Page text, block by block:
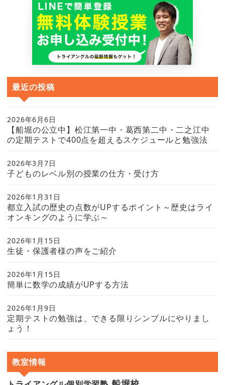
最近の投稿
【船堀の公立中】松江第一中・葛西第二中・二之江中
の定期テストで400点を超えるスケジュールと勉強法
2026年6月6日
子どものレベル別の授業の仕方・受け方
2026年3月7日
都立入試の歴史の点数がUPするポイント～歴史はライ
オンキングのように学ぶ～
2026年1月31日
生徒・保護者様の声をご紹介
2026年1月15日
簡単に数学の成績がUPする方法
2026年1月15日
定期テストの勉強は、できる限りシンプルにやりまし
ょう！
2026年1月9日
教室情報